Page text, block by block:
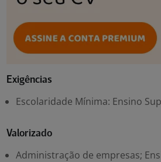
Exigências
Escolaridade Mínima: Ensino
Valorizado
Administração de empresas;